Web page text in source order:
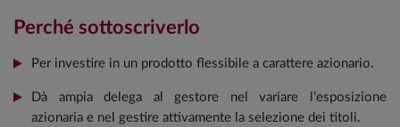
Perché sottoscriverlo
Per investire in un prodotto flessibile a carattere azionario.
Dà ampia delega al gestore nel variare l’esposizione
azionaria e nel gestire attivamente la selezione dei titoli.